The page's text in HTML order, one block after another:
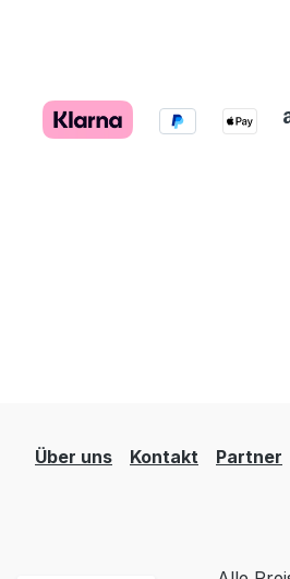
Über uns Kontakt Partner